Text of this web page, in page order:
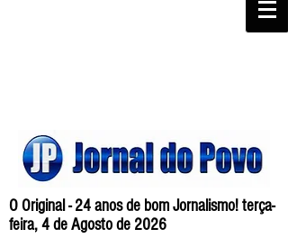
O Original - 24 anos de bom Jornalismo! terça-
feira, 4 de Agosto de 2026